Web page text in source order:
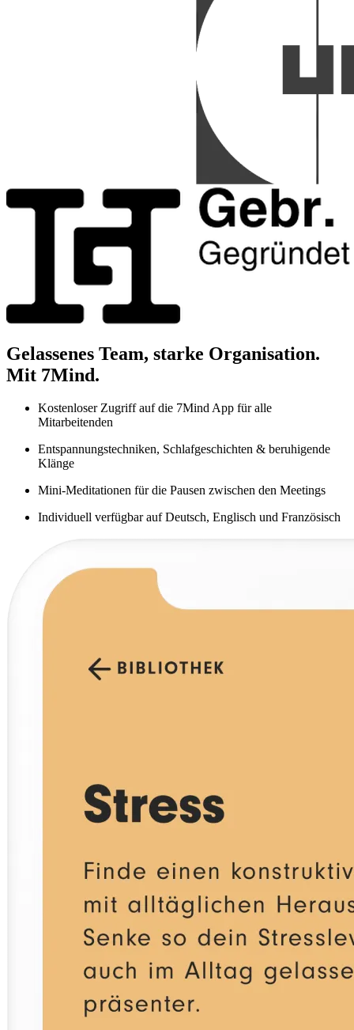
Gelassenes Team, starke Organisation.
Mit 7Mind.
Kostenloser Zugriff auf die 7Mind App für alle
Mitarbeitenden
Entspannungstechniken, Schlafgeschichten & beruhigende
Klänge
Mini-Meditationen für die Pausen zwischen den Meetings
Individuell verfügbar auf Deutsch, Englisch und Französisch